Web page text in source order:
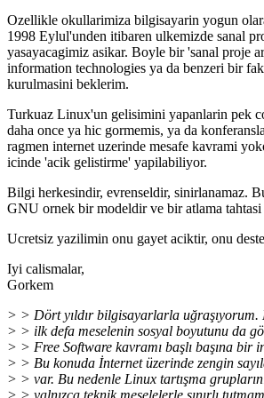
Ozellikle okullarimiza bilgisayarin yogun
1998 Eylul'unden itibaren ulkemizde sanal
yasayacagimiz asikar. Boyle bir 'sanal proje
information technologies ya da benzeri bir
kurulmasini beklerim.
Turkuaz Linux'un gelisimini yapanlarin pek
daha once ya hic gormemis, ya da
ragmen internet uzerinde mesafe kavrami
icinde 'acik gelistirme' yapilabiliyor.
Bilgi herkesindir, evrenseldir, sinirlanamaz.
GNU ornek bir modeldir ve bir atlama
Ucretsiz yazilimin onu gayet aciktir, onu
Iyi calismalar,
Gorkem
> > Dört yıldır bilgisayarlarla uğraşıyorum.
> > ilk defa meselenin sosyal boyutunu da
> > Free Software kavramı başlı başına bir
> > Bu konuda İnternet üzerinde zengin
> > var. Bu nedenle Linux tartışma